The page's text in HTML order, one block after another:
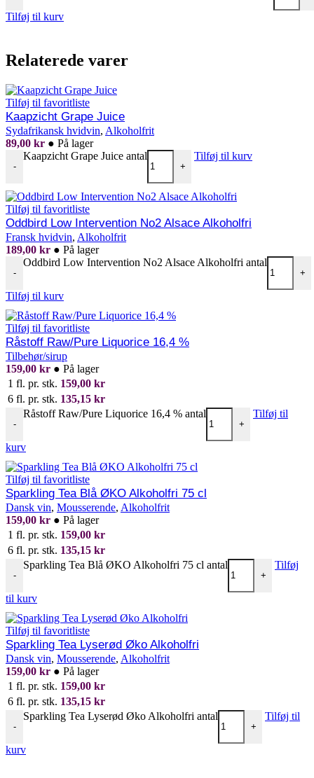
Tilføj til kurv
Relaterede varer
Tilføj til favoritliste
Kaapzicht Grape Juice
Sydafrikansk hvidvin, Alkoholfrit
89,00 kr ● På lager
-
Kaapzicht Grape Juice antal
+
Tilføj til kurv
Tilføj til favoritliste
Oddbird Low Intervention No2 Alsace Alkoholfri
Fransk hvidvin, Alkoholfrit
189,00 kr ● På lager
-
Oddbird Low Intervention No2 Alsace Alkoholfri antal
+
Tilføj til kurv
Tilføj til favoritliste
Råstoff Raw/Pure Liquorice 16,4 %
Tilbehør/sirup
159,00 kr ● På lager
1 fl. pr. stk. 159,00 kr
6 fl. pr. stk. 135,15 kr
-
Råstoff Raw/Pure Liquorice 16,4 % antal
+
Tilføj til
kurv
Tilføj til favoritliste
Sparkling Tea Blå ØKO Alkoholfri 75 cl
Dansk vin, Mousserende, Alkoholfrit
159,00 kr ● På lager
1 fl. pr. stk. 159,00 kr
6 fl. pr. stk. 135,15 kr
-
Sparkling Tea Blå ØKO Alkoholfri 75 cl antal
+
Tilføj
til kurv
Tilføj til favoritliste
Sparkling Tea Lyserød Øko Alkoholfri
Dansk vin, Mousserende, Alkoholfrit
159,00 kr ● På lager
1 fl. pr. stk. 159,00 kr
6 fl. pr. stk. 135,15 kr
-
Sparkling Tea Lyserød Øko Alkoholfri antal
+
Tilføj til
kurv